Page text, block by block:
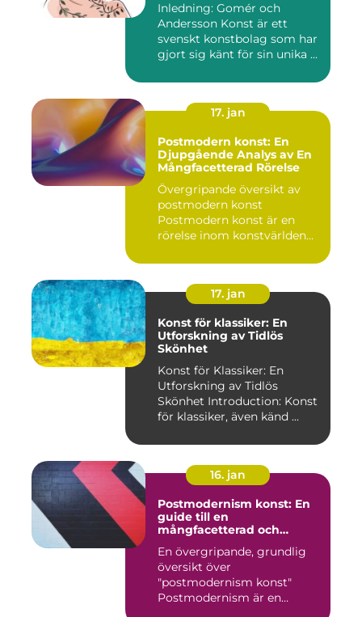
Inledning: Gomér och
Andersson Konst är ett
svenskt konstbolag som har
gjort sig känt för sin unika ...
17. jan
Postmodern konst: En
Djupgående Analys av En
Mångfacetterad Rörelse
Övergripande översikt av
postmodern konst
Postmodern konst är en
rörelse inom konstvärlden
17. jan
Konst för klassiker: En
Utforskning av Tidlös
Skönhet
Konst för Klassiker: En
Utforskning av Tidlös
Skönhet Introduction: Konst
för klassiker, även känd ...
16. jan
Postmodernism konst: En
guide till en
mångfacetterad och
En övergripande, grundlig
översikt över
"postmodernism konst"
Postmodernism är en